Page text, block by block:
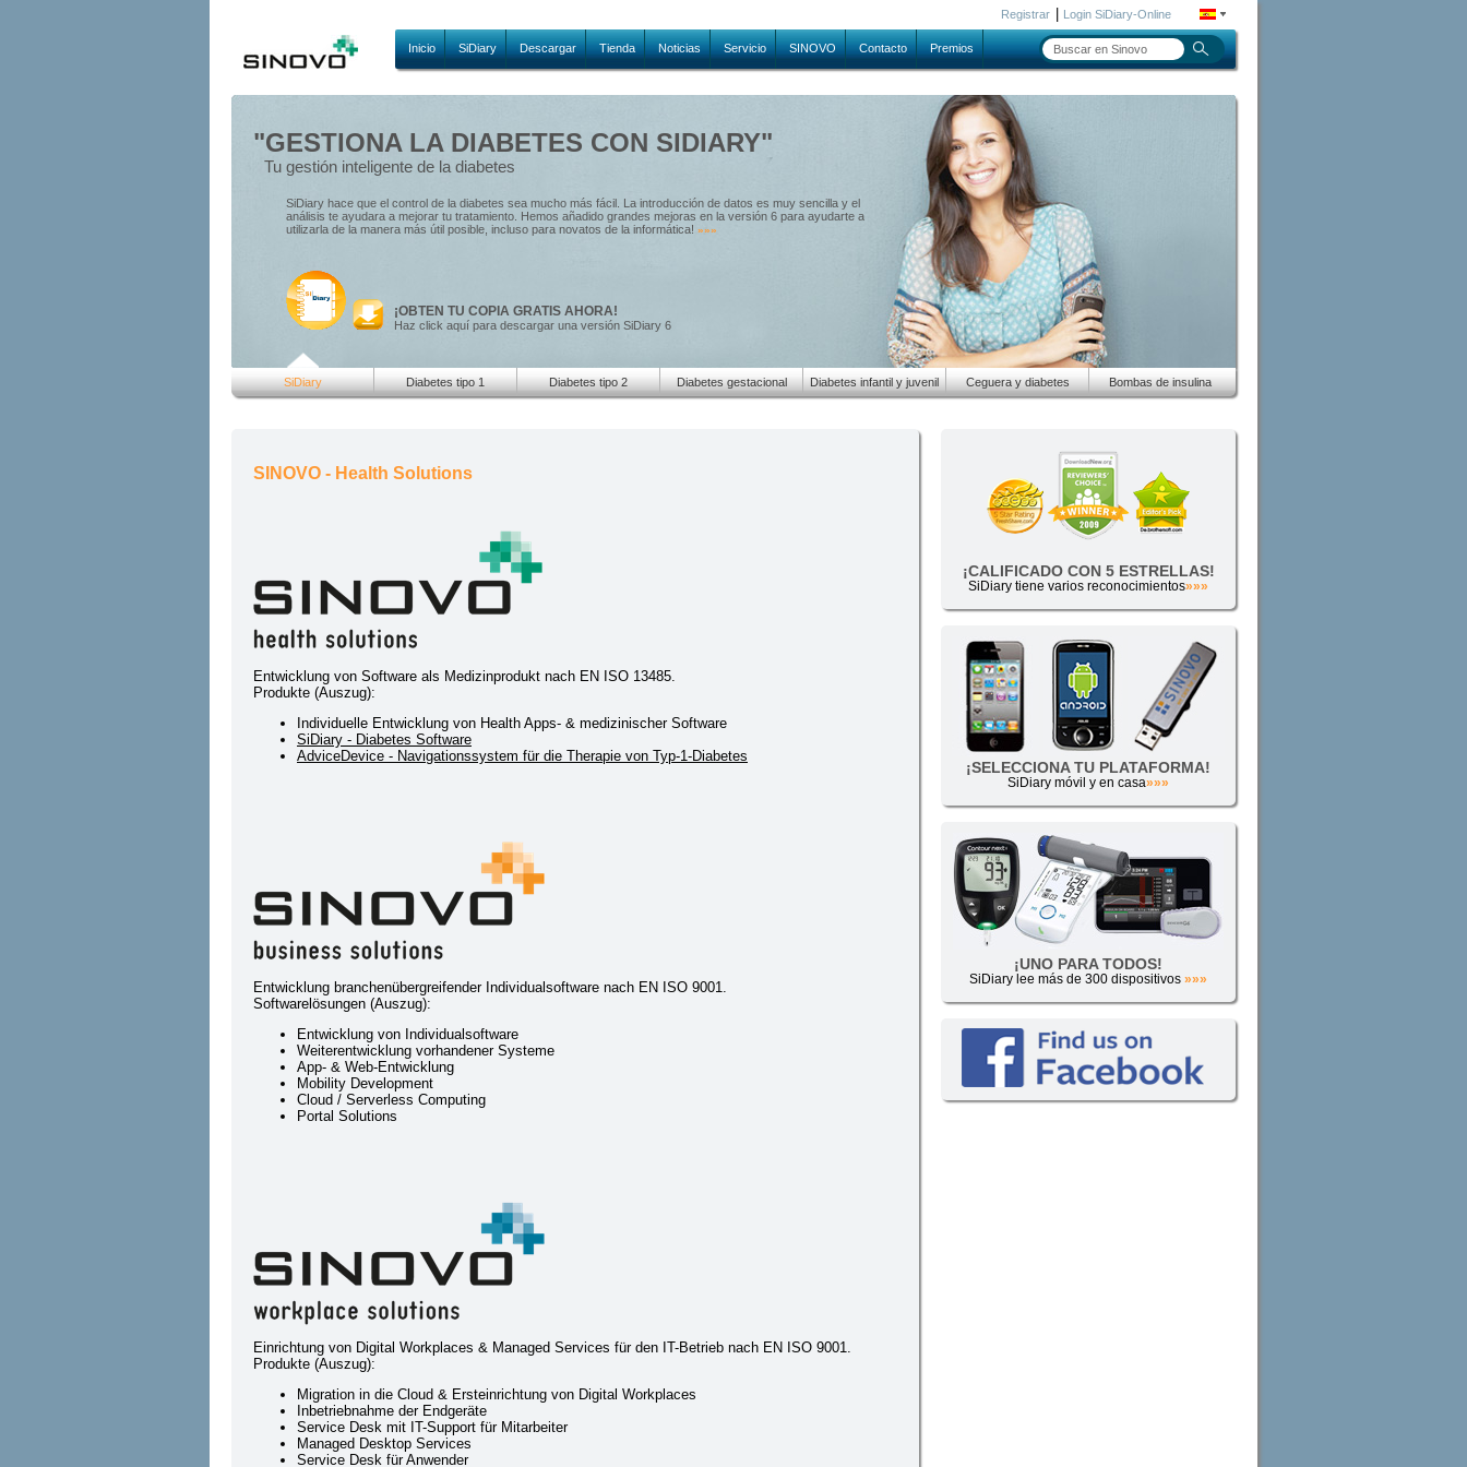
Registrar| Login SiDiary-Online
Inicio SiDiary Descargar Tienda Noticias Servicio SINOVO Contacto Premios
"GESTIONA LA DIABETES CON SIDIARY"
Tu gestión inteligente de la diabetes
SiDiary hace que el control de la diabetes sea mucho más fácil. La introducción de datos es muy sencilla y el
análisis te ayudara a mejorar tu tratamiento. Hemos añadido grandes mejoras en la versión 6 para ayudarte a
utilizarla de la manera más útil posible, incluso para novatos de la informática! »»»
¡OBTEN TU COPIA GRATIS AHORA!
Haz click aquí para descargar una versión SiDiary 6
SiDiary Diabetes tipo 1 Diabetes tipo 2 Diabetes gestacional Diabetes infantil y juvenil Ceguera y diabetes Bombas de insulina
SINOVO - Health Solutions
Entwicklung von Software als Medizinprodukt nach EN ISO 13485.
Produkte (Auszug):
Individuelle Entwicklung von Health Apps- & medizinischer Software
SiDiary - Diabetes Software
AdviceDevice - Navigationssystem für die Therapie von Typ-1-Diabetes
Entwicklung branchenübergreifender Individualsoftware nach EN ISO 9001.
Softwarelösungen (Auszug):
Entwicklung von Individualsoftware
Weiterentwicklung vorhandener Systeme
App- & Web-Entwicklung
Mobility Development
Cloud / Serverless Computing
Portal Solutions
Einrichtung von Digital Workplaces & Managed Services für den IT-Betrieb nach EN ISO 9001.
Produkte (Auszug):
Migration in die Cloud & Ersteinrichtung von Digital Workplaces
Inbetriebnahme der Endgeräte
Service Desk mit IT-Support für Mitarbeiter
Managed Desktop Services
Service Desk für Anwender
¡CALIFICADO CON 5 ESTRELLAS!
SiDiary tiene varios reconocimientos»»»
¡SELECCIONA TU PLATAFORMA!
SiDiary móvil y en casa»»»
¡UNO PARA TODOS!
SiDiary lee más de 300 dispositivos »»»